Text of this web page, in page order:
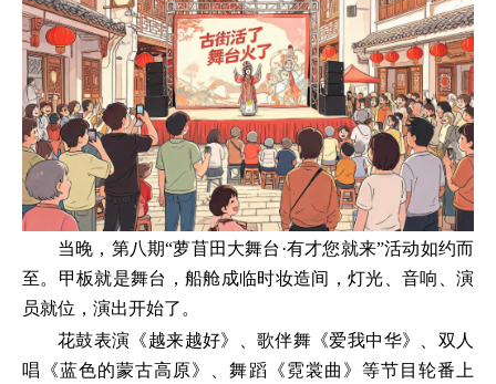
当晚，第八期“萝苜田大舞台·有才您就来”活动如约而
至。甲板就是舞台，船舱成临时妆造间，灯光、音响、演
员就位，演出开始了。
花鼓表演《越来越好》、歌伴舞《爱我中华》、双人
唱《蓝色的蒙古高原》、舞蹈《霓裳曲》等节目轮番上